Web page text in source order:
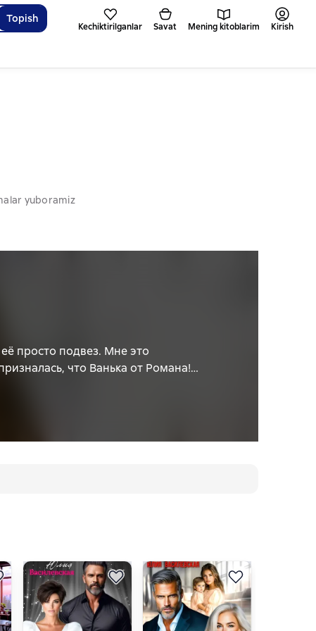
Topish
Kechiktirilganlar Savat Mening kitoblarim Kirish
yuboramiz
просто подвез. Мне это
что Ванька от Романа!
могла придумать такое сходу.
её обманул и жениться не